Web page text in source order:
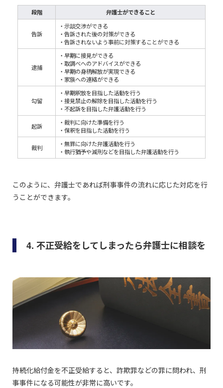
段階 弁護士ができること
告訴
・示談交渉ができる
・告訴された後の対策ができる
・告訴されないよう事前に対策することができる
逮捕
・早期に接見ができる
・取調べへのアドバイスができる
・早期の身柄解放が実現できる
・家族への連絡ができる
勾留
・早期釈放を目指した活動を行う
・接見禁止の解除を目指した活動を行う
・不起訴を目指した弁護活動を行う
起訴
・裁判に向けた準備を行う
・保釈を目指した活動を行う
裁判
・無罪に向けた弁護活動を行う
・執行猶予や減刑などを目指した弁護活動を行う
このように、弁護士であれば刑事事件の流れに応じた対応を行
うことができます。
4. 不正受給をしてしまったら弁護士に相談を
持続化給付金を不正受給すると、詐欺罪などの罪に問われ、刑
事事件になる可能性が非常に高いです。